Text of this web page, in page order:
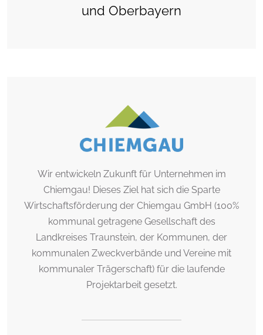
und Oberbayern
Wir entwickeln Zukunft für Unternehmen im
Chiemgau! Dieses Ziel hat sich die Sparte
Wirtschaftsförderung der Chiemgau GmbH (100%
kommunal getragene Gesellschaft des
Landkreises Traunstein, der Kommunen, der
kommunalen Zweckverbände und Vereine mit
kommunaler Trägerschaft) für die laufende
Projektarbeit gesetzt.